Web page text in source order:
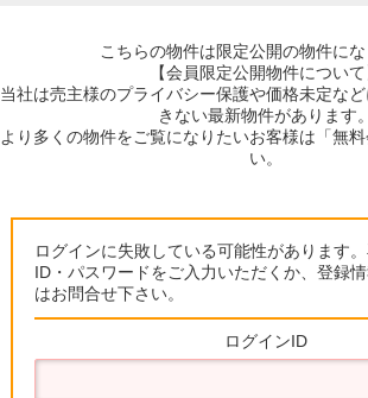
こちらの物件は限定公開の物件にな
【会員限定公開物件について
当社は売主様のプライバシー保護や価格未定な
きない最新物件があります。
より多くの物件をご覧になりたいお客様は「無
い。
ログインに失敗している可能性があります
ID・パスワードをご入力いただくか、登録
はお問合せ下さい。
ログインID